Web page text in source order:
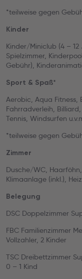
*teilweise gegen
Kinder
Kinder/Miniclub (4 –
Spielzimmer,
Gebühr),
Sport & Spaß*
Aerobic, Aqua Fitness,
Fahrradverleih,
Tennis, Windsurfen
*teilweise gegen
Zimmer
Dusche/WC,
Klimaanlage (inkl.),
Belegung
DSC Doppelzimmer
FBC Familienzimmer
Vollzahler, 2 Kinder
TSC Dreibettzimmer
0 – 1 Kind